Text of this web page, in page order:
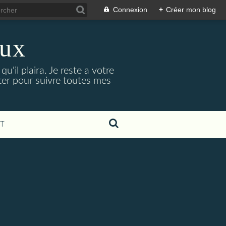
Connexion + Créer mon blog
plaira. Je reste a votre
pour suivre toutes mes